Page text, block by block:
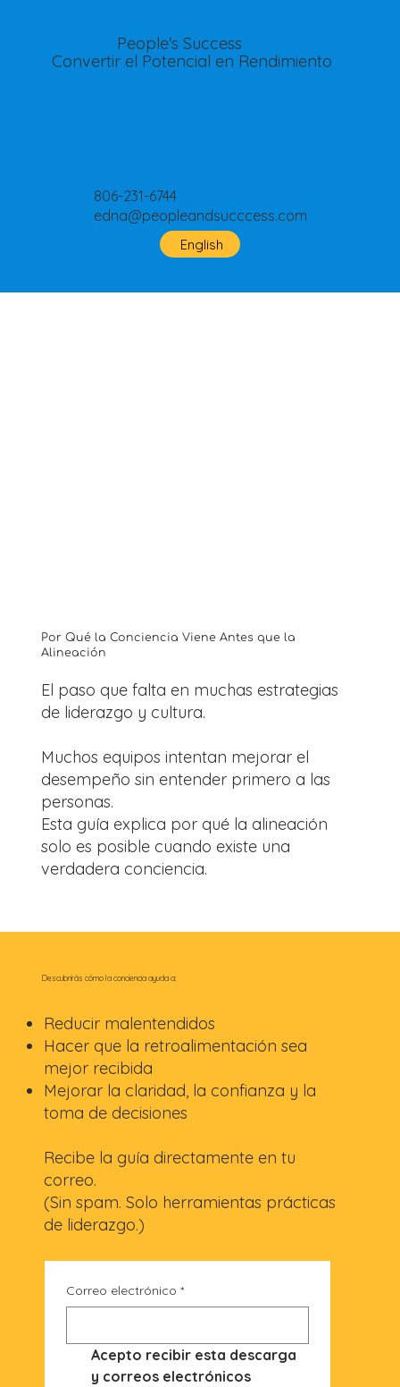
806-231-6744
edna@peopleandsucccess.com
People's Success
Convertir el Potencial en Rendimiento
English
Por Qué la Conciencia Viene Antes que la
Alineación
El paso que falta en muchas estrategias
de liderazgo y cultura.
Muchos equipos intentan mejorar el
desempeño sin entender primero a las
personas.
Esta guía explica por qué la alineación
solo es posible cuando existe una
verdadera conciencia.
Descubrirás cómo la conciencia ayuda a:
Reducir malentendidos
Hacer que la retroalimentación sea
mejor recibida
Mejorar la claridad, la confianza y la
toma de decisiones
Recibe la guía directamente en tu
correo.
(Sin spam. Solo herramientas prácticas
de liderazgo.)
Correo electrónico *
Acepto recibir esta descarga
y correos electrónicos